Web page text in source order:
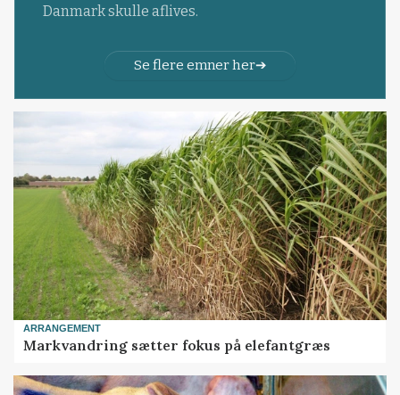
Danmark skulle aflives.
Se flere emner her
ARRANGEMENT
Markvandring sætter fokus på elefantgræs